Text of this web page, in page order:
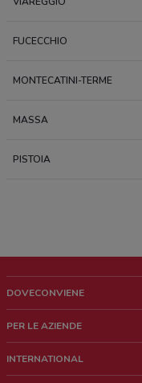
FUCECCHIO
MONTECATINI-TERME
MASSA
PISTOIA
DOVECONVIENE
Chi siamo
PER LE AZIENDE
Richieste commerciali e
INTERNATIONAL